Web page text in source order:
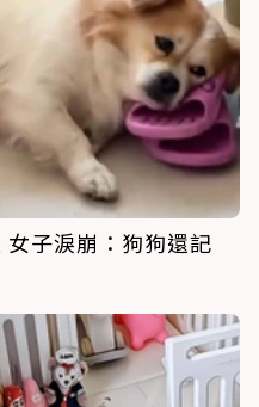
子淚崩：狗狗還記